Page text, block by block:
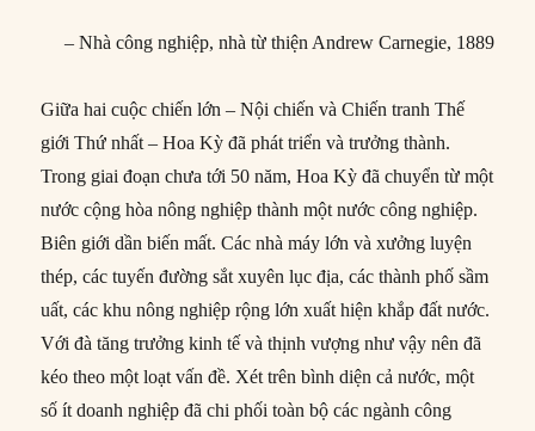
– Nhà công nghiệp, nhà từ thiện Andrew Carnegie, 1889
Giữa hai cuộc chiến lớn – Nội chiến và Chiến tranh Thế
giới Thứ nhất – Hoa Kỳ đã phát triển và trưởng thành.
Trong giai đoạn chưa tới 50 năm, Hoa Kỳ đã chuyển từ một
nước cộng hòa nông nghiệp thành một nước công nghiệp.
Biên giới dần biến mất. Các nhà máy lớn và xưởng luyện
thép, các tuyến đường sắt xuyên lục địa, các thành phố sầm
uất, các khu nông nghiệp rộng lớn xuất hiện khắp đất nước.
Với đà tăng trưởng kinh tế và thịnh vượng như vậy nên đã
kéo theo một loạt vấn đề. Xét trên bình diện cả nước, một
số ít doanh nghiệp đã chi phối toàn bộ các ngành công